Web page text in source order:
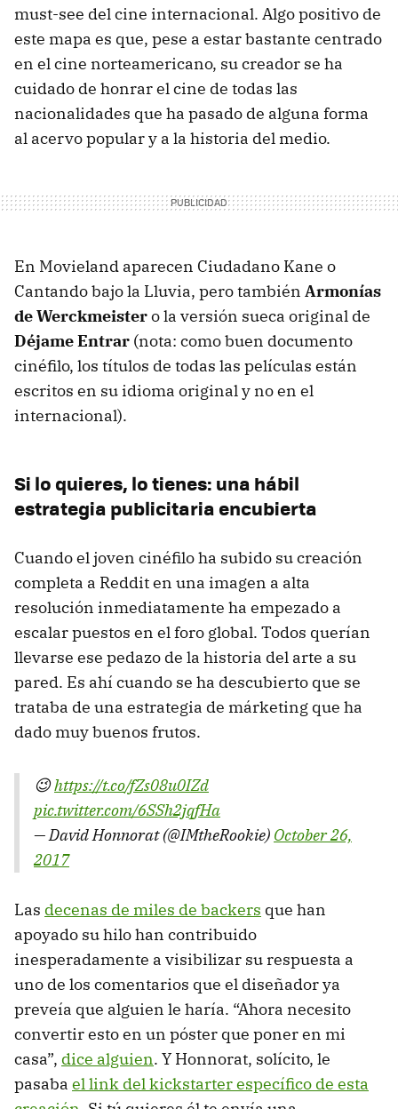
must-see del cine internacional. Algo positivo de
este mapa es que, pese a estar bastante centrado
en el cine norteamericano, su creador se ha
cuidado de honrar el cine de todas las
nacionalidades que ha pasado de alguna forma
al acervo popular y a la historia del medio.
En Movieland aparecen Ciudadano Kane o
Cantando bajo la Lluvia, pero también Armonías
de Werckmeistero la versión sueca original de
Déjame Entrar (nota: como buen documento
cinéfilo, los títulos de todas las películas están
escritos en su idioma original y no en el
internacional).
Si lo quieres, lo tienes: una hábil
estrategia publicitaria encubierta
Cuando el joven cinéfilo ha subido su creación
completa a Reddit en una imagen a alta
resolución inmediatamente ha empezado a
escalar puestos en el foro global. Todos querían
llevarse ese pedazo de la historia del arte a su
pared. Es ahí cuando se ha descubierto que se
trataba de una estrategia de márketing que ha
dado muy buenos frutos.
😉https://t.co/fZs08u0IZd
pic.twitter.com/6SSh2jqfHa
— David Honnorat (@IMtheRookie) October 26,
2017
Las decenas de miles de backers que han
apoyado su hilo han contribuido
inesperadamente a visibilizar su respuesta a
uno de los comentarios que el diseñador ya
preveía que alguien le haría. “Ahora necesito
convertir esto en un póster que poner en mi
casa”, dice alguien. Y Honnorat, solícito, le
pasaba el link del kickstarter específico de esta